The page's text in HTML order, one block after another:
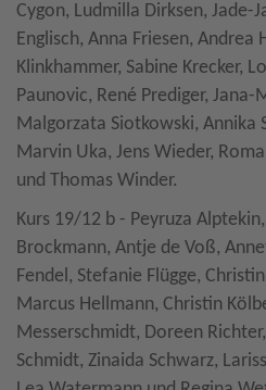
Cygon, Ludmilla Dirksen, Jade-
Englisch, Anna Friesen, Andrea
Klinkhammer, Sabine Krecker,
Paunovic, René Prediger, Jana-
Malgorzata Siotkowski, Annika
Marvin Uka, Jens Wieder,
und Thomas Winder.
Kurs 19/12 b - Peyruza
Brockmann, Antje de Voß,
Fendel, Stefanie Flügge,
Marcus Hellmann, Christin
Messerschmidt, Doreen
Schmidt, Zinaida Schwarz,